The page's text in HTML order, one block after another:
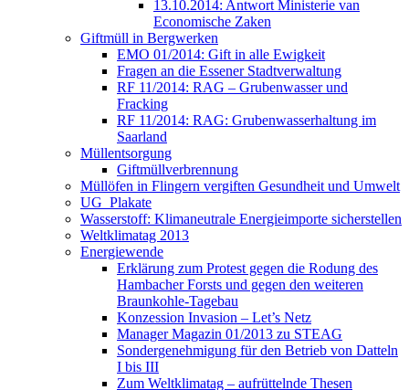
13.10.2014: Antwort Ministerie van
Economische Zaken
Giftmüll in Bergwerken
EMO 01/2014: Gift in alle Ewigkeit
Fragen an die Essener Stadtverwaltung
RF 11/2014: RAG – Grubenwasser und
Fracking
RF 11/2014: RAG: Grubenwasserhaltung im
Saarland
Müllentsorgung
Giftmüllverbrennung
Müllöfen in Flingern vergiften Gesundheit und Umwelt
UG_Plakate
Wasserstoff: Klimaneutrale Energieimporte sicherstellen
Weltklimatag 2013
Energiewende
Erklärung zum Protest gegen die Rodung des
Hambacher Forsts und gegen den weiteren
Braunkohle-Tagebau
Konzession Invasion – Let’s Netz
Manager Magazin 01/2013 zu STEAG
Sondergenehmigung für den Betrieb von Datteln
I bis III
Zum Weltklimatag – aufrüttelnde Thesen